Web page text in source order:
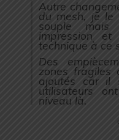
Autre
du mesh, je le
souple
impression
technique à ce
Des
zones fragiles
ajoutés car il
utilisateurs
niveau là.